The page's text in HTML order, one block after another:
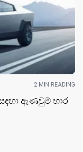
2 MIN READING
ඇණවුම් භාර